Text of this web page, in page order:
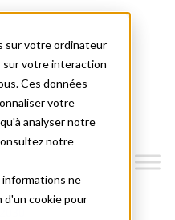
sur votre ordinateur
sur votre interaction
Ces données
votre
analyser notre
notre
informations ne
d'un cookie pour